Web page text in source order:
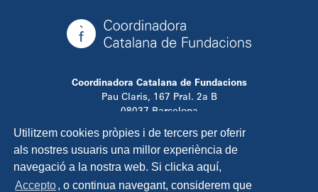
Utilitzem cookies pròpies i de tercers per oferir
als nostres usuaris una millor experiència de
navegació a la nostra web. Si clicka aquí,
Accepto, o continua navegant, considerem que
Coordinadora Catalana de Fundacions
Pau Claris, 167 Pral. 2a B
08037 Barcelona
T. 934 881 480
info@ccfundacions.cat